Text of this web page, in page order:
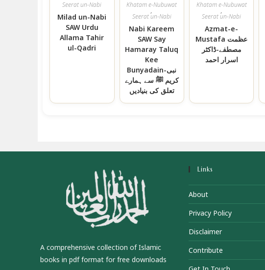
Seerat un-Nabi
Milad un-Nabi
SAW Urdu
Allama Tahir
ul-Qadri
Khatam e-Nubuwat
,
Seerat un-Nabi
Nabi Kareem
SAW Say
Hamaray Taluq
Kee
Bunyadain-نبی
کریم ﷺ سے ہمارے
تعلق کی بنیادیں
Khatam e-Nubuwat
,
Seerat un-Nabi
Azmat-e-
Mustafa عظمت
مصطفے-ڈاکٹر
اسرار احمد
A comprehensive collection of Islamic
books in pdf format for free downloads
Links
About
Privacy Policy
Disclaimer
Contribute